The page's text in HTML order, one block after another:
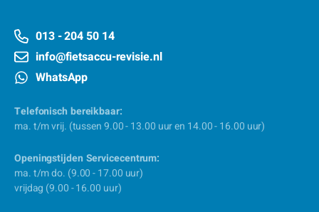
013 - 204 50 14
info@fietsaccu-revisie.nl
WhatsApp
Telefonisch bereikbaar:
ma. t/m vrij. (tussen 9.00 - 13.00 uur en 14.00 - 16.00 uur)
Openingstijden Servicecentrum:
ma. t/m do. (9.00 - 17.00 uur)
vrijdag (9.00 - 16.00 uur)